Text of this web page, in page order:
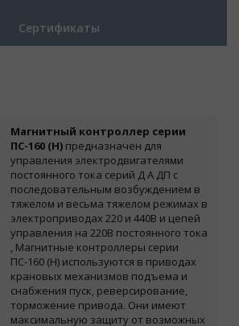
Сертификаты
Магнитный контроллер серии
ПС-160 (Н) предназначен для
управления электродвигателями
постоянного тока серий Д А ДП с
последовательным возбуждением в
тяжелом и весьма тяжелом режимах в
электроприводах 220 и 440В и цепей
управления на 220В постоянного тока
, Магнитные контроллеры серии
ПС-160 (Н) используются в приводах
крановых механизмов подъема и
снабжения пуск, реверсирование,
торможение привода. Они имеют
максимальную защиту от возможных